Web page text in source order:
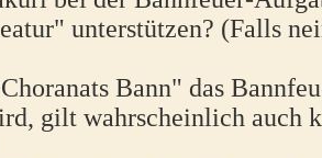
unterstützen? (Falls
Bann" das
gilt wahrscheinlich auch